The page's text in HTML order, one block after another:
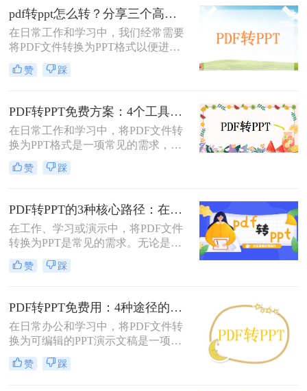
PPT呢？本文将详细介绍两种常见的
PDF转PPT方法，帮助用户轻松完成
文件格式转换。
pdf转ppt怎么转？分享三个高效转换方法！
在日常工作和学习中，我们经常需要
将PDF文件转换为PPT格式以便进行
演示或编辑。那么pdf转ppt怎么转
呢？以下将介绍三种常用的pdf转ppt
转换。
赞 踩
PDF转PPT免费方案：4个工具的文件限制和输出质量对比！
在日常工作和学习中，将PDF文件转
换为PPT格式是一项常见的需求，以
便更好地进行演示和分享。虽然市面
上有许多专业的转换软件和服务，但
费。那么pdf如何免费转换ppt呢？以
下将介绍四种免费将PDF转换为PPT
的方法，帮助用户轻松实现格式转
换。
赞 踩
PDF转PPT的3种核心路径：在线、软件和PPT自带的适用范围！
在工作、学习或演示中，将PDF文件
转换为PPT是常见的需求。无论是整
合报告、课件，还是优化文档展示，
都需要一种高效且保留原格式的方
是几种常用方法的详细解析，帮助你
快速上手。
赞 踩
PDF转PPT免费用：4种途径的转换精度和排版保留能力对比！
在日常办公和学习中，将PDF文件转
换为可编辑的PPT演示文稿是一项高
频需求。无论是需要修改过时的课
件、提取报告中的数据制作新方案，
赞 踩